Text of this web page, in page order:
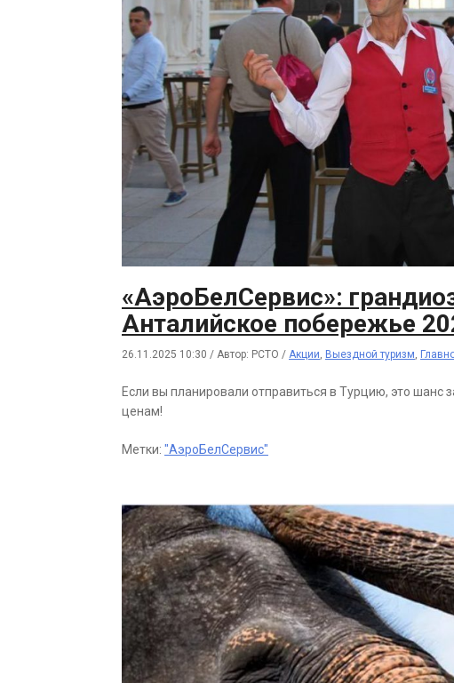
«АэроБелСервис»:
Анталийское побережье
26.11.2025 10:30 / Автор: РСТО / Акции Выездной туризм
Если вы планировали отправиться в Турцию, это шанс
ценам!
Метки: "АэроБелСервис"